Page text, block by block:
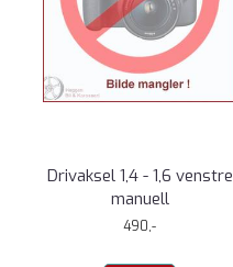
Drivaksel 1,4 - 1,6 venstre
manuell
490,-